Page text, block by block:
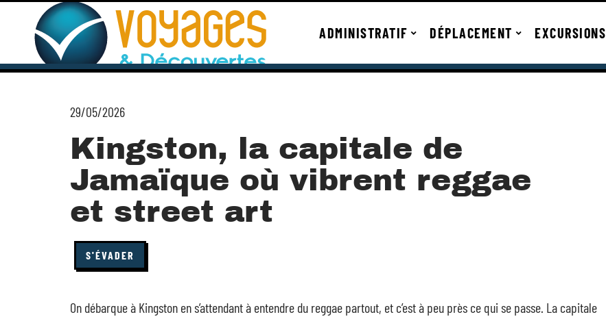
ADMINISTRATIF DÉPLACEMENT EXCURSIONS
29/05/2026
Kingston, la capitale de
Jamaïque où vibrent reggae
et street art
S'ÉVADER
On débarque à Kingston en s’attendant à entendre du reggae partout, et c’est à peu près ce qui se passe. La capitale